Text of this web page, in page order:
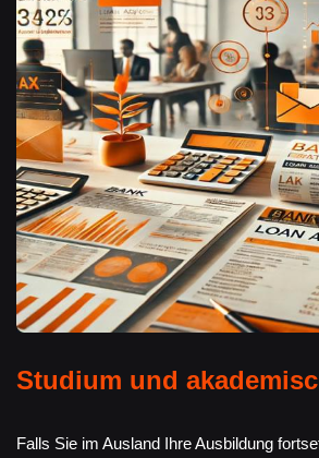
Studium und
Falls Sie im Ausland Ihre Ausbildung